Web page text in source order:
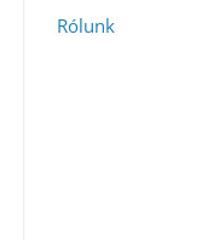
Rólunk